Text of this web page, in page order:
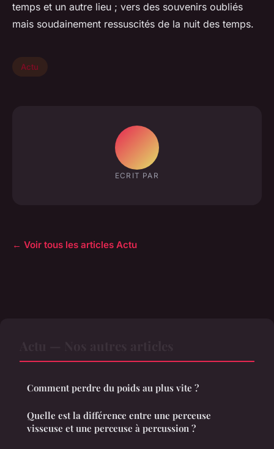
temps et un autre lieu ; vers des souvenirs oubliés
mais soudainement ressuscités de la nuit des temps.
Actu
ECRIT PAR
← Voir tous les articles Actu
Comment perdre du poids au plus vite ?
Quelle est la différence entre une perceuse
visseuse et une perceuse à percussion ?